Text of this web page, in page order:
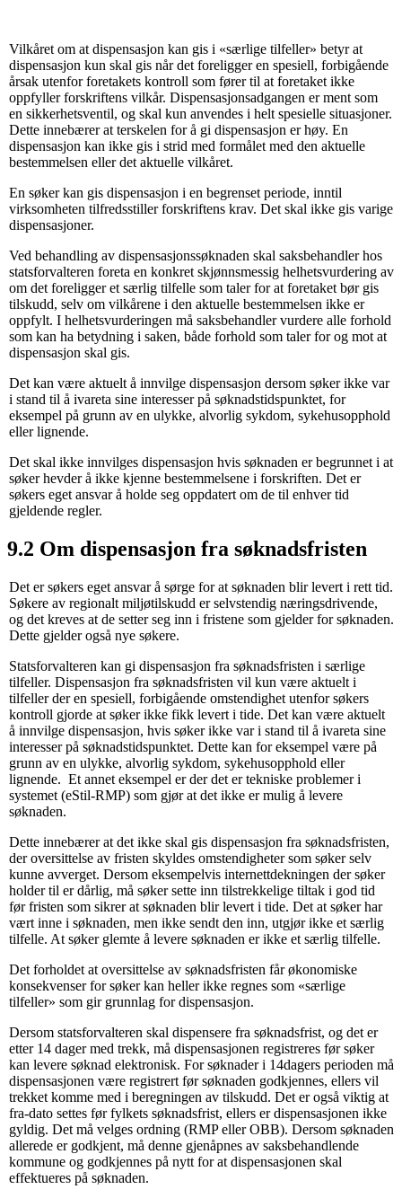
Vilkåret om at dispensasjon kan gis i «særlige tilfeller» betyr at
dispensasjon kun skal gis når det foreligger en spesiell, forbigående
årsak utenfor foretakets kontroll som fører til at foretaket ikke
oppfyller forskriftens vilkår. Dispensasjonsadgangen er ment som
en sikkerhetsventil, og skal kun anvendes i helt spesielle situasjoner.
Dette innebærer at terskelen for å gi dispensasjon er høy. En
dispensasjon kan ikke gis i strid med formålet med den aktuelle
bestemmelsen eller det aktuelle vilkåret.
En søker kan gis dispensasjon i en begrenset periode, inntil
virksomheten tilfredsstiller forskriftens krav. Det skal ikke gis varige
dispensasjoner.
Ved behandling av dispensasjonssøknaden skal saksbehandler hos
statsforvalteren foreta en konkret skjønnsmessig helhetsvurdering av
om det foreligger et særlig tilfelle som taler for at foretaket bør gis
tilskudd, selv om vilkårene i den aktuelle bestemmelsen ikke er
oppfylt. I helhetsvurderingen må saksbehandler vurdere alle forhold
som kan ha betydning i saken, både forhold som taler for og mot at
dispensasjon skal gis.
Det kan være aktuelt å innvilge dispensasjon dersom søker ikke var
i stand til å ivareta sine interesser på søknadstidspunktet, for
eksempel på grunn av en ulykke, alvorlig sykdom, sykehusopphold
eller lignende.
Det skal ikke innvilges dispensasjon hvis søknaden er begrunnet i at
søker hevder å ikke kjenne bestemmelsene i forskriften. Det er
søkers eget ansvar å holde seg oppdatert om de til enhver tid
gjeldende regler.
9.2 Om dispensasjon fra søknadsfristen
Det er søkers eget ansvar å sørge for at søknaden blir levert i rett tid.
Søkere av regionalt miljøtilskudd er selvstendig næringsdrivende,
og det kreves at de setter seg inn i fristene som gjelder for søknaden.
Dette gjelder også nye søkere.
Statsforvalteren kan gi dispensasjon fra søknadsfristen i særlige
tilfeller. Dispensasjon fra søknadsfristen vil kun være aktuelt i
tilfeller der en spesiell, forbigående omstendighet utenfor søkers
kontroll gjorde at søker ikke fikk levert i tide. Det kan være aktuelt
å innvilge dispensasjon, hvis søker ikke var i stand til å ivareta sine
interesser på søknadstidspunktet. Dette kan for eksempel være på
grunn av en ulykke, alvorlig sykdom, sykehusopphold eller
lignende. Et annet eksempel er der det er tekniske problemer i
systemet (eStil-RMP) som gjør at det ikke er mulig å levere
søknaden.
Dette innebærer at det ikke skal gis dispensasjon fra søknadsfristen,
der oversittelse av fristen skyldes omstendigheter som søker selv
kunne avverget. Dersom eksempelvis internettdekningen der søker
holder til er dårlig, må søker sette inn tilstrekkelige tiltak i god tid
før fristen som sikrer at søknaden blir levert i tide. Det at søker har
vært inne i søknaden, men ikke sendt den inn, utgjør ikke et særlig
tilfelle. At søker glemte å levere søknaden er ikke et særlig tilfelle.
Det forholdet at oversittelse av søknadsfristen får økonomiske
konsekvenser for søker kan heller ikke regnes som «særlige
tilfeller» som gir grunnlag for dispensasjon.
Dersom statsforvalteren skal dispensere fra søknadsfrist, og det er
etter 14 dager med trekk, må dispensasjonen registreres før søker
kan levere søknad elektronisk. For søknader i 14dagers perioden må
dispensasjonen være registrert før søknaden godkjennes, ellers vil
trekket komme med i beregningen av tilskudd. Det er også viktig at
fra-dato settes før fylkets søknadsfrist, ellers er dispensasjonen ikke
gyldig. Det må velges ordning (RMP eller OBB). Dersom søknaden
allerede er godkjent, må denne gjenåpnes av saksbehandlende
kommune og godkjennes på nytt for at dispensasjonen skal
effektueres på søknaden.